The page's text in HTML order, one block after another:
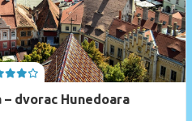
dvorac Hunedoara